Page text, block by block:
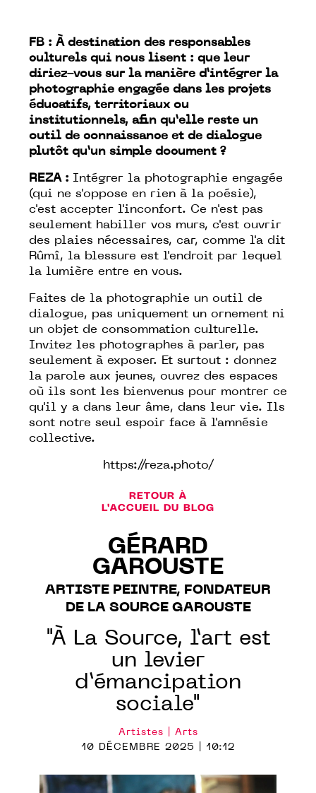
FB : À destination des responsables
culturels qui nous lisent : que leur
diriez-vous sur la manière d’intégrer la
photographie engagée dans les projets
éducatifs, territoriaux ou
institutionnels, afin qu’elle reste un
outil de connaissance et de dialogue
plutôt qu’un simple document ?
REZA : Intégrer la photographie engagée
(qui ne s'oppose en rien à la poésie),
c'est accepter l'inconfort. Ce n'est pas
seulement habiller vos murs, c'est ouvrir
des plaies nécessaires, car, comme l'a dit
Rûmî, la blessure est l'endroit par lequel
la lumière entre en vous.
Faites de la photographie un outil de
dialogue, pas uniquement un ornement ni
un objet de consommation culturelle.
Invitez les photographes à parler, pas
seulement à exposer. Et surtout : donnez
la parole aux jeunes, ouvrez des espaces
où ils sont les bienvenus pour montrer ce
qu'il y a dans leur âme, dans leur vie. Ils
sont notre seul espoir face à l'amnésie
collective.
https://reza.photo/
RETOUR À
L'ACCUEIL DU BLOG
GÉRARD
GAROUSTE
ARTISTE PEINTRE, FONDATEUR
DE LA SOURCE GAROUSTE
"À La Source, l’art est
un levier
d’émancipation
sociale"
Artistes | Arts
10 DÉCEMBRE 2025 | 10:12